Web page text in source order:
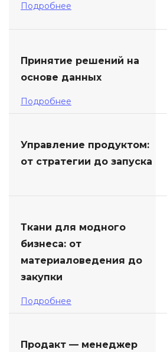
Подробнее
Принятие решений на
основе данных
Подробнее
Управление продуктом:
от стратегии до запуска
Ткани для модного
бизнеса: от
материаловедения до
закупки
Подробнее
Продакт — менеджер